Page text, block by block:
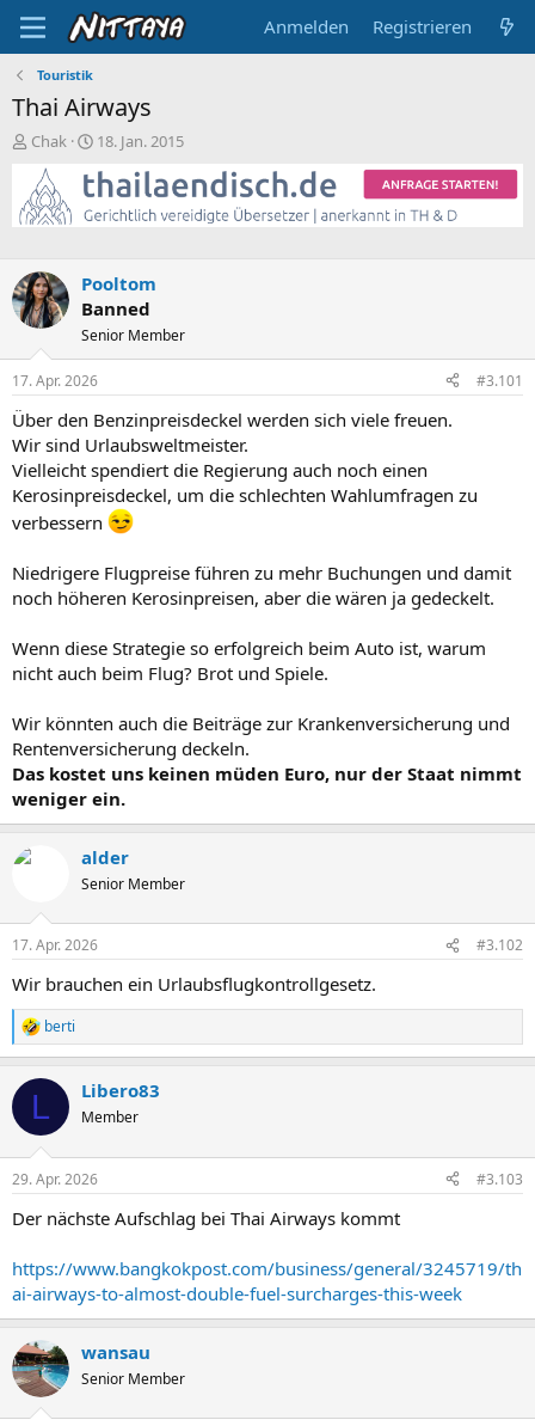
Anmelden Registrieren
Touristik
Thai Airways
E
s
t
e
l
e
r
Chak
E
s
t
e
t
a
m
18. Jan. 2015
Pooltom
Banned
Senior Member
17. Apr. 2026 #3.101
Über den Benzinpreisdeckel werden sich viele freuen.
Wir sind Urlaubsweltmeister.
Vielleicht spendiert die Regierung auch noch einen
Kerosinpreisdeckel, um die schlechten Wahlumfragen zu
verbessern
Niedrigere Flugpreise führen zu mehr Buchungen und damit
noch höheren Kerosinpreisen, aber die wären ja gedeckelt.
Wenn diese Strategie so erfolgreich beim Auto ist, warum
nicht auch beim Flug? Brot und Spiele.
Wir könnten auch die Beiträge zur Krankenversicherung und
Rentenversicherung deckeln.
Das kostet uns keinen müden Euro, nur der Staat nimmt
weniger ein.
alder
Senior Member
17. Apr. 2026 #3.102
Wir brauchen ein Urlaubsflugkontrollgesetz.
R
e
k
i
e
:
berti
L Libero83
Member
29. Apr. 2026 #3.103
Der nächste Aufschlag bei Thai Airways kommt
https://www.bangkokpost.com/business/general/3245719/th
ai-airways-to-almost-double-fuel-surcharges-this-week
wansau
Senior Member